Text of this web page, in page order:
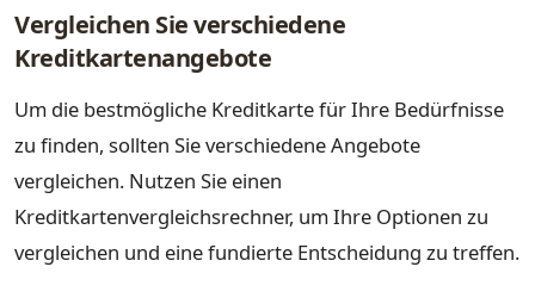
Vergleichen Sie verschiedene
Kreditkartenangebote
Um die bestmögliche Kreditkarte für Ihre Bedürfnisse
zu finden, sollten Sie verschiedene Angebote
vergleichen. Nutzen Sie einen
Kreditkartenvergleichsrechner, um Ihre Optionen zu
vergleichen und eine fundierte Entscheidung zu treffen.